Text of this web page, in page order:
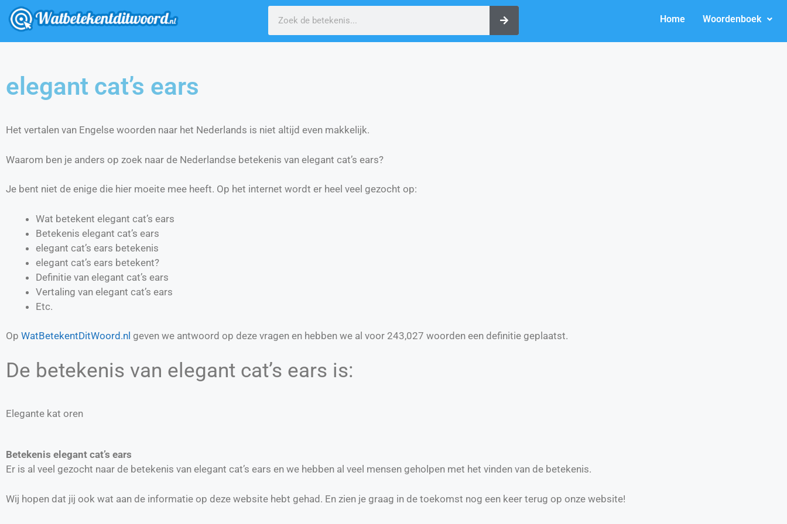
Home Woordenboek
elegant cat’s ears
Het vertalen van Engelse woorden naar het Nederlands is niet altijd even makkelijk.
Waarom ben je anders op zoek naar de Nederlandse betekenis van elegant cat’s ears?
Je bent niet de enige die hier moeite mee heeft. Op het internet wordt er heel veel gezocht op:
Wat betekent elegant cat’s ears
Betekenis elegant cat’s ears
elegant cat’s ears betekenis
elegant cat’s ears betekent?
Definitie van elegant cat’s ears
Vertaling van elegant cat’s ears
Etc.
Op WatBetekentDitWoord.nl geven we antwoord op deze vragen en hebben we al voor 243,027 woorden een definitie geplaatst.
De betekenis van elegant cat’s ears is:
Elegante kat oren
Betekenis elegant cat’s ears
Er is al veel gezocht naar de betekenis van elegant cat’s ears en we hebben al veel mensen geholpen met het vinden van de betekenis.
Wij hopen dat jij ook wat aan de informatie op deze website hebt gehad. En zien je graag in de toekomst nog een keer terug op onze website!